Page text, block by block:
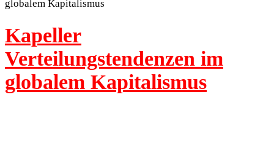
globalem Kapitalismus
Kapeller
Verteilungstendenzen im
globalem Kapitalismus